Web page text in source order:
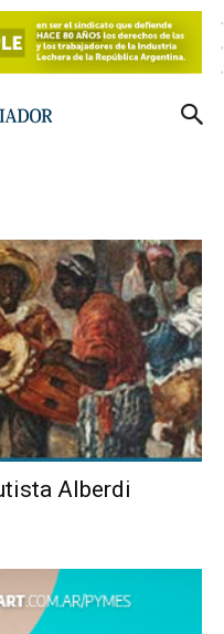
Alberdi